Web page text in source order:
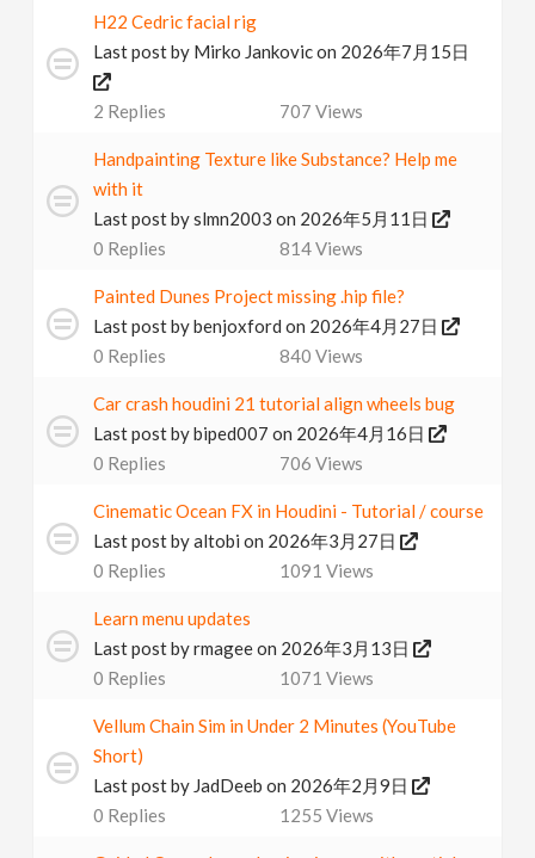
H22 Cedric facial rig
Last post by Mirko Jankovicon 2026年7月15日
2 Replies 707 Views
Handpainting Texture like Substance? Help me
with it
Last post byslmn2003 on 2026年5月11日
0 Replies 814Views
Painted Dunes Project missing .hip file?
Last post bybenjoxford on 2026年4月27日
0 Replies 840 Views
Car crash houdini 21 tutorial align wheels bug
Last post bybiped007 on 2026年4月16日
0 Replies 706 Views
Cinematic Ocean FX in Houdini - Tutorial / course
Last post byaltobi on 2026年3月27日
0 Replies 1091 Views
Learn menu updates
Last post byrmageeon 2026年3月13日
0 Replies 1071 Views
Vellum Chain Sim in Under 2 Minutes (YouTube
Short)
Last post by JadDeeb on 2026年2月9日
0 Replies 1255 Views